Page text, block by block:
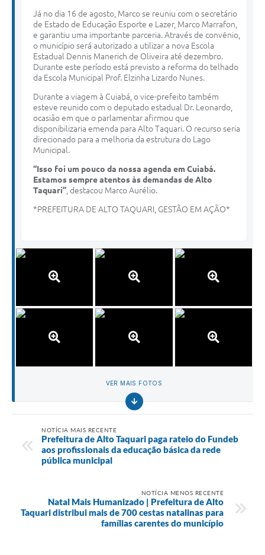
Já no dia 16 de agosto, Marco se reuniu com o secretário
de Estado de Educação Esporte e Lazer, Marco Marrafon,
e garantiu uma importante parceria. Através de convênio,
o município será autorizado a utilizar a nova Escola
Estadual Dennis Manerich de Oliveira até dezembro.
Durante este período está previsto a reforma do telhado
da Escola Municipal Prof. Elzinha Lizardo Nunes.
Durante a viagem à Cuiabá, o vice-prefeito também
esteve reunido com o deputado estadual Dr. Leonardo,
ocasião em que o parlamentar afirmou que
disponibilizaria emenda para Alto Taquari. O recurso seria
direcionado para a melhoria da estrutura do Lago
Municipal.
“Isso foi um pouco da nossa agenda em Cuiabá.
Estamos sempre atentos às demandas de Alto
Taquari” , destacou Marco Aurélio.
*PREFEITURA DE ALTO TAQUARI, GESTÃO EM AÇÃO*
VER MAIS FOTOS
NOTÍCIA MAIS RECENTE
Prefeitura de Alto Taquari paga rateio do Fundeb
aos profissionais da educação básica da rede
pública municipal
NOTÍCIA MENOS RECENTE
Natal Mais Humanizado | Prefeitura de Alto
Taquari distribui mais de 700 cestas natalinas para
famílias carentes do município